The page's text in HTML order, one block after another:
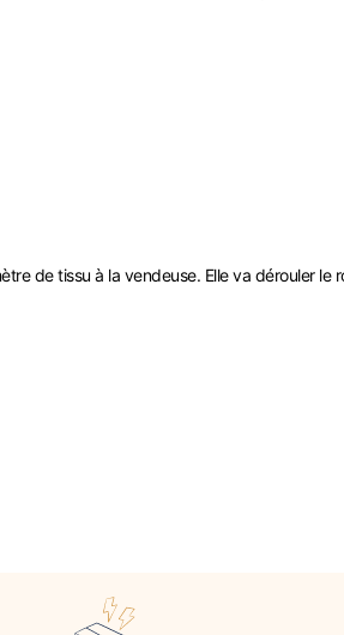
de tissu à la vendeuse. Elle va dérouler